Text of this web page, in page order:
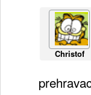
Christof